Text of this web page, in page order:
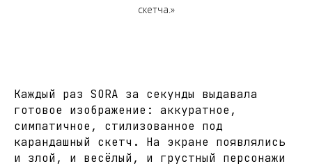
скетча.»
Каждый раз SORA за секунды выдавала
готовое изображение: аккуратное,
симпатичное, стилизованное под
карандашный скетч. На экране появлялись
и злой, и весёлый, и грустный персонажи